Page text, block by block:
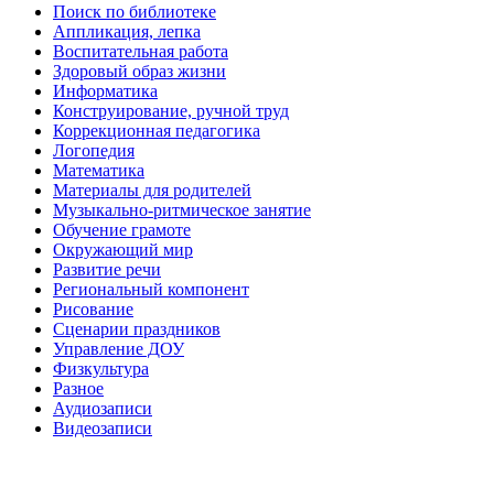
Поиск по библиотеке
Аппликация, лепка
Воспитательная работа
Здоровый образ жизни
Информатика
Конструирование, ручной труд
Коррекционная педагогика
Логопедия
Математика
Материалы для родителей
Музыкально-ритмическое занятие
Обучение грамоте
Окружающий мир
Развитие речи
Региональный компонент
Рисование
Сценарии праздников
Управление ДОУ
Физкультура
Разное
Аудиозаписи
Видеозаписи